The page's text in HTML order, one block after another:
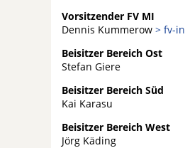
Vorsitzender FV MI
Dennis Kummerow > fv-
Beisitzer Bereich Ost
Stefan Giere
Beisitzer Bereich Süd
Kai Karasu
Beisitzer Bereich West
Jörg Käding